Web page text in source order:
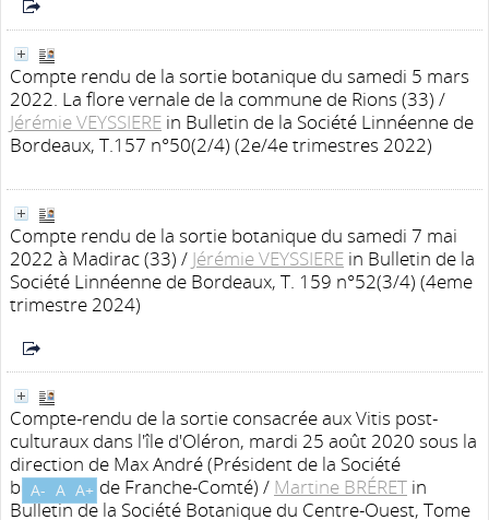
Compte rendu de la sortie botanique du samedi 5 mars
2022. La flore vernale de la commune de Rions (33) /
Jérémie VEYSSIERE in Bulletin de la Société Linnéenne de
Bordeaux, T.157 n°50(2/4) (2e/4e trimestres 2022)
Compte rendu de la sortie botanique du samedi 7 mai
2022 à Madirac (33) / Jérémie VEYSSIERE in Bulletin de la
Société Linnéenne de Bordeaux, T. 159 n°52(3/4) (4eme
trimestre 2024)
Compte-rendu de la sortie consacrée aux Vitis post-
culturaux dans l'île d'Oléron, mardi 25 août 2020 sous la
direction de Max André (Président de la Société
botanique de Franche-Comté) / Martine BRÉRET in
Bulletin de la Société Botanique du Centre-Ouest, Tome
A- A A+